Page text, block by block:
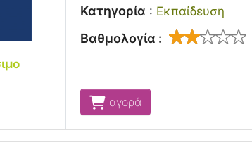
Κατηγορία : Εκπαίδευση
Βαθμολογία :
αγορά